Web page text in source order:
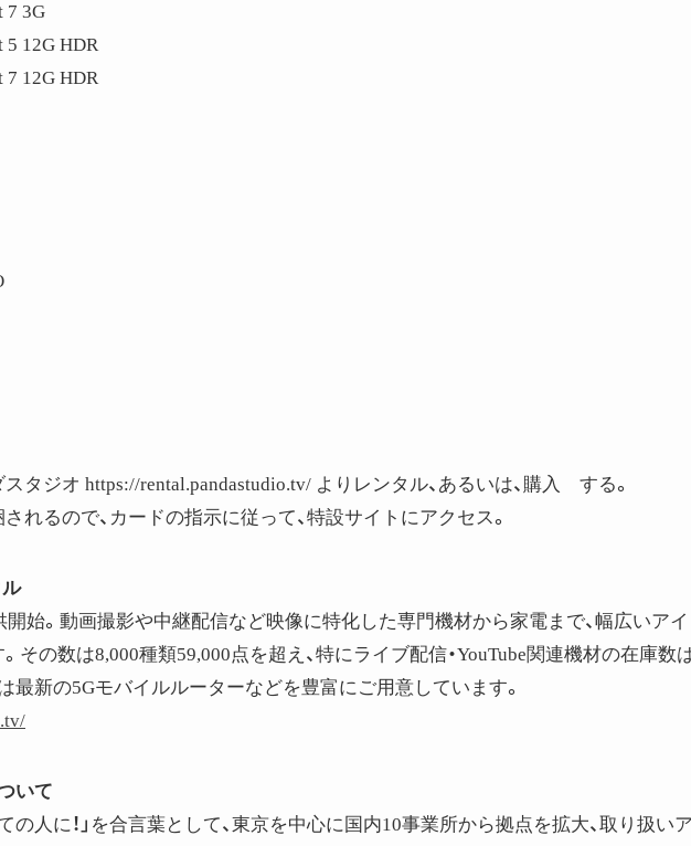
7 3G
5 12G HDR
7 12G HDR
タジオ https://rental.pandastudio.tv/ よりレンタル、あるいは、購入 する。
れるので、カードの指示に従って、特設サイトにアクセス。
始。動画撮影や中継配信など映像に特化した専門機材から家電まで、幅広いアイ
その数は8,000種類59,000点を超え、特にライブ配信・YouTube関連機材の在庫数
最新の5Gモバイルルーターなどを豊富にご用意しています。
いて
の人に！」を合言葉として、東京を中心に国内10事業所から拠点を拡大、取り扱い